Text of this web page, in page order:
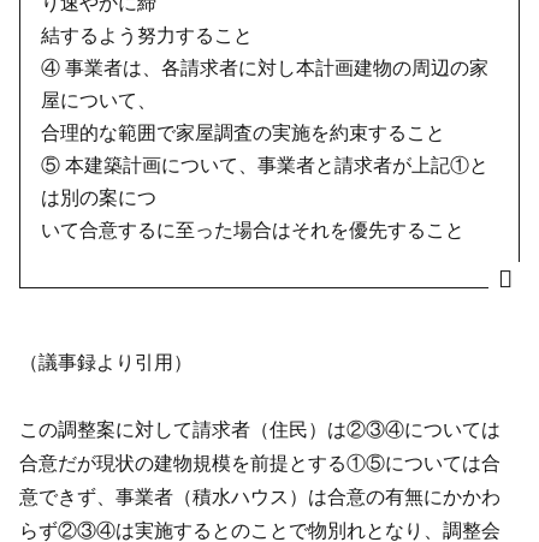
結するよう努力すること
④ 事業者は、各請求者に対し本計画建物の周辺の家
屋について、
合理的な範囲で家屋調査の実施を約束すること
⑤ 本建築計画について、事業者と請求者が上記①と
は別の案につ
いて合意するに至った場合はそれを優先すること
（議事録より引用）
この調整案に対して請求者（住民）は②③④については
合意だが現状の建物規模を前提とする①⑤については合
意できず、事業者（積水ハウス）は合意の有無にかかわ
らず②③④は実施するとのことで物別れとなり、調整会